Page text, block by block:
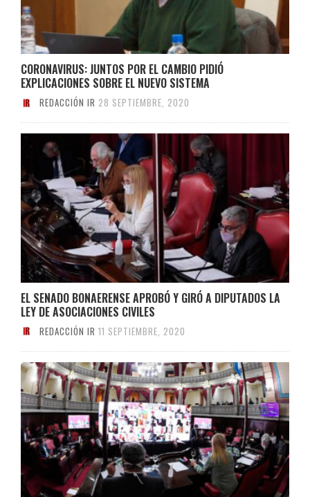
CORONAVIRUS: JUNTOS POR EL CAMBIO PIDIÓ
EXPLICACIONES SOBRE EL NUEVO SISTEMA
REDACCIÓN IR 28 SEPTIEMBRE, 2020
EL SENADO BONAERENSE APROBÓ Y GIRÓ A DIPUTADOS LA
LEY DE ASOCIACIONES CIVILES
REDACCIÓN IR 11 SEPTIEMBRE, 2020